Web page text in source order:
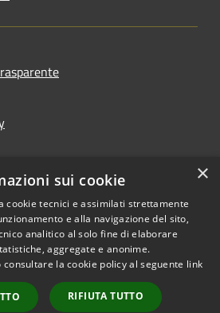
Copyright © 2026 • Comune di
Soresina • Powered by
Municipium•
Accesso
×
sui cookie
cookie tecnici e assimilati strettamente
e alla navigazione del sito,
analitico al solo fine di elaborare
aggregate e anonime.
la cookie policy al seguente link
RIFIUTA TUTTO